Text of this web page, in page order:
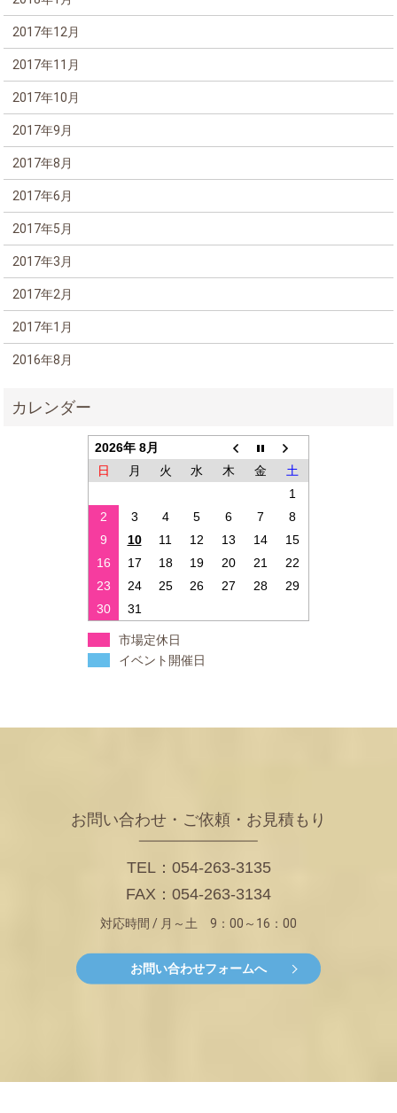
2017年12月
2017年11月
2017年10月
2017年9月
2017年8月
2017年6月
2017年5月
2017年3月
2017年2月
2017年1月
2016年8月
2026年 8月
日
月 火 水 木 金
土
1
2
3 4 5 6 7
8
9
10 11 12 13 14
15
16
17 18 19 20 21
22
23
24 25 26 27 28
29
30
31
市場定休日
イベント開催日
お問い合わせ・ご依頼・お見積もり
TEL：054-263-3135
FAX：054-263-3134
対応時間 / 月～土 9：00～16：00
お問い合わせフォームへ